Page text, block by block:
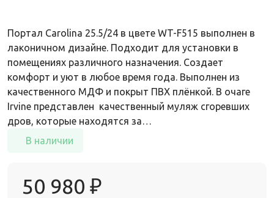
Портал Carolina 25.5/24 в цвете WT-F515 выполнен в
лаконичном дизайне. Подходит для установки в
помещениях различного назначения. Создает
комфорт и уют в любое время года. Выполнен из
качественного МДФ и покрыт ПВХ плёнкой. В очаге
Irvine представлен качественный муляж сгоревших
дров, которые находятся за…
В наличии
50 980 ₽